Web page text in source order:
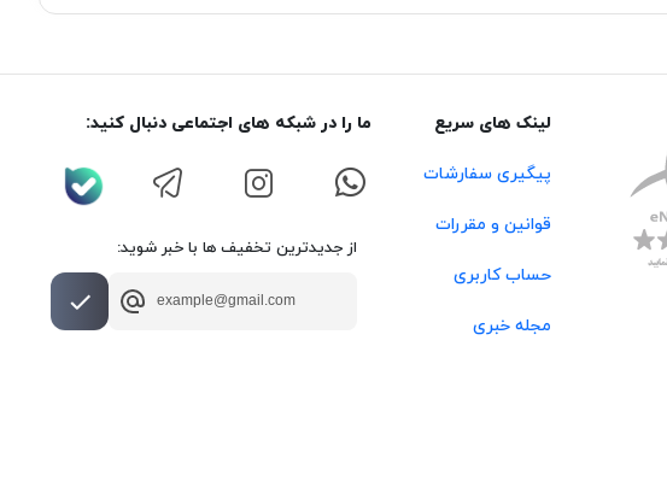
لینک های سریع
پیگیری سفارشات
قوانین و مقررات
حساب کاربری
مجله خبری
ما را در شبکه های اجتماعی دنبال کنید:
از جدیدترین تخفیف ها با خبر شوید: